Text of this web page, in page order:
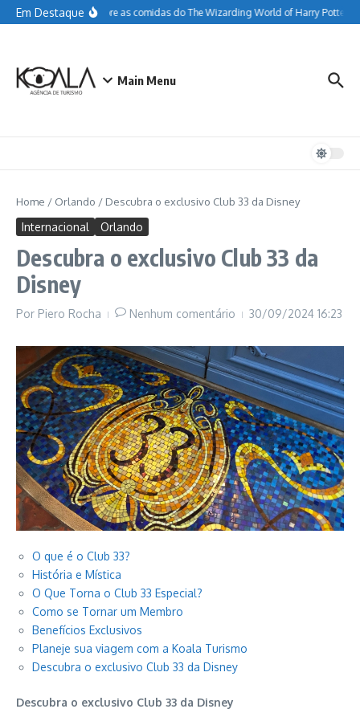
Ir para o conteúdo
Em DestaqueTudo sobre as comidas do The Wizarding World of Harry Potter
Main Menu
Home / Orlando / Descubra o exclusivo Club 33 da Disney
Internacional Orlando
Descubra o exclusivo Club 33 da
Disney
Por Piero Rocha Nenhum comentário 30/09/2024 16:23
O que é o Club 33?
História e Mística
O Que Torna o Club 33 Especial?
Como se Tornar um Membro
Benefícios Exclusivos
Planeje sua viagem com a Koala Turismo
Descubra o exclusivo Club 33 da Disney
Descubra o exclusivo Club 33 da Disney